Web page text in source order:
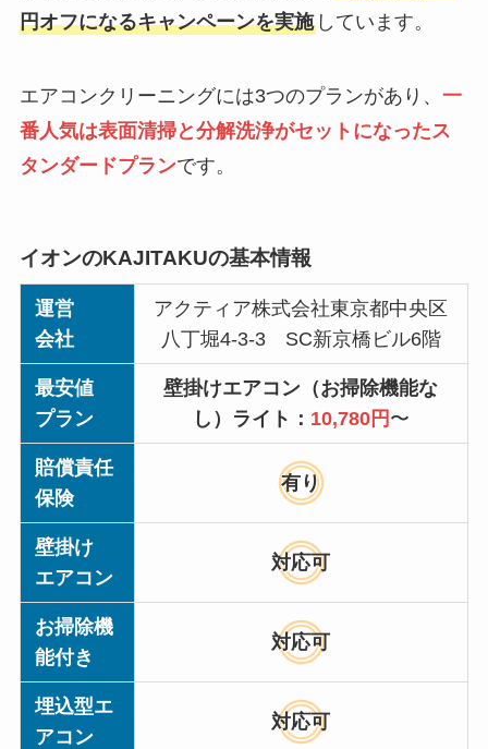
円オフになるキャンペーンを実施しています。
エアコンクリーニングには3つのプランがあり、 一
番人気は表面清掃と分解洗浄がセットになったス
タンダードプランです。
イオンのKAJITAKUの基本情報
運営
会社
アクティア株式会社東京都中央区
八丁堀4-3-3 SC新京橋ビル6階
最安値
プラン
壁掛けエアコン（お掃除機能な
し）ライト： 10,780円 〜
賠償責任
保険
有り
壁掛け
エアコン
対応可
お掃除機
能付き
対応可
埋込型エ
アコン
対応可